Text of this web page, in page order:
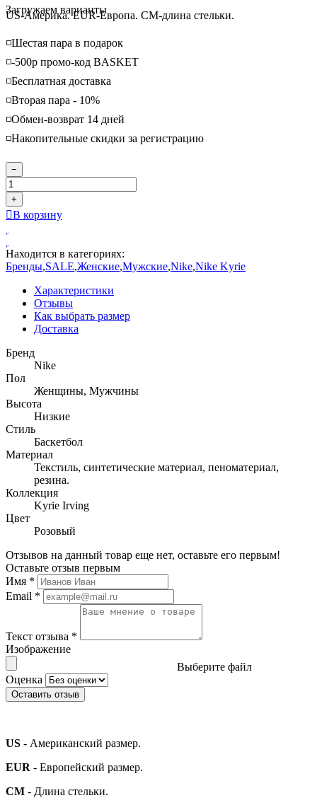
Loading...
Загружаем варианты
US-Америка. EUR-Европа. CM-длина стельки.
◽️Шестая пара в подарок
◽️-500р промо-код BASKET
◽️Бесплатная доставка
◽️Вторая пара - 10%
◽️Обмен-возврат 14 дней
◽️Накопительные скидки за регистрацию
−
+
В корзину
Находится в категориях:
Бренды,SALE,Женские,Мужские,Nike,Nike Kyrie
Характеристики
Отзывы
Как выбрать размер
Доставка
Бренд
Nike
Пол
Женщины, Мужчины
Высота
Низкие
Стиль
Баскетбол
Материал
Текстиль, синтетические материал, пеноматериал,
резина.
Коллекция
Kyrie Irving
Цвет
Розовый
Отзывов на данный товар еще нет, оставьте его первым!
Оставьте отзыв первым
Имя *
Email *
Текст отзыва *
Изображение
Выберите файл
Оценка
Оставить отзыв
US - Американский размер.
EUR - Европейский размер.
СМ - Длина стельки.